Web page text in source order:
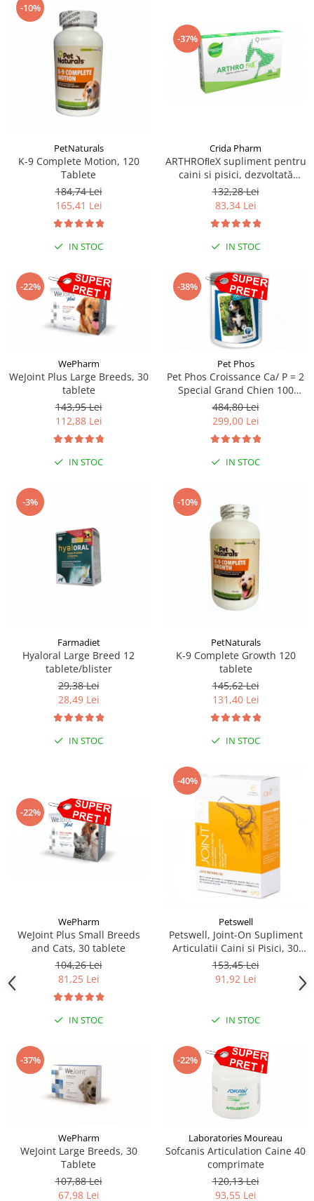
-10%
PetNaturals
K-9 Complete Motion, 120
Tablete
184,74 Lei
165,41 Lei
IN STOC
-37%
Crida Pharm
ARTHROﬂeX supliment pentru
caini si pisici, dezvoltată
pentru a oferi suport
nutrițional și a fortiﬁca
sănătatea articulațiilor - 30
comprimate
132,28 Lei
83,34 Lei
IN STOC
-22%
WePharm
WeJoint Plus Large Breeds, 30
tablete
143,95 Lei
112,88 Lei
IN STOC
-38%
Pet Phos
Pet Phos Croissance Ca/ P = 2
Special Grand Chien 100
tablete
484,80 Lei
299,00 Lei
IN STOC
-3%
Farmadiet
Hyaloral Large Breed 12
tablete/blister
29,38 Lei
28,49 Lei
IN STOC
-10%
PetNaturals
K-9 Complete Growth 120
tablete
145,62 Lei
131,40 Lei
IN STOC
-22%
WePharm
WeJoint Plus Small Breeds
and Cats, 30 tablete
104,26 Lei
81,25 Lei
IN STOC
-40%
Petswell
Petswell, Joint-On Supliment
Articulatii Caini si Pisici, 30
tablete
153,45 Lei
91,92 Lei
IN STOC
-37%
WePharm
WeJoint Large Breeds, 30
Tablete
107,88 Lei
67,98 Lei
-22%
Laboratories Moureau
Sofcanis Articulation Caine 40
comprimate
120,13 Lei
93,55 Lei